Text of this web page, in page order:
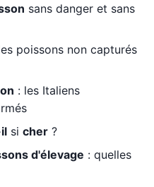
sans danger et sans
poissons non capturés
: les Italiens
si cher ?
d'élevage : quelles